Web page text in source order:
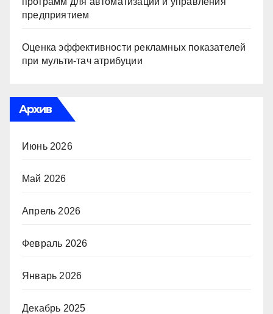
предприятием
Оценка эффективности рекламных показателей
при мульти-тач атрибуции
Архив
Июнь 2026
Май 2026
Апрель 2026
Февраль 2026
Январь 2026
Декабрь 2025